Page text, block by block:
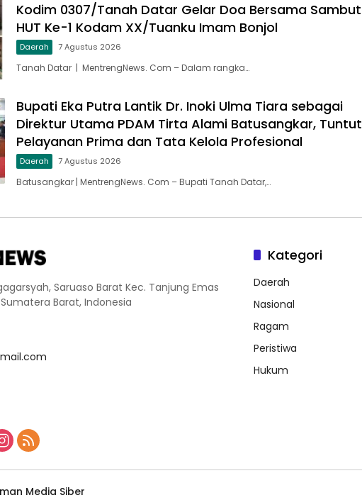
Kodim 0307/Tanah Datar Gelar Doa Bersama Sambut
HUT Ke-1 Kodam XX/Tuanku Imam Bonjol
Daerah 7 Agustus 2026
Tanah Datar | MentrengNews. Com – Dalam rangka…
Bupati Eka Putra Lantik Dr. Inoki Ulma Tiara sebagai
Direktur Utama PDAM Tirta Alami Batusangkar, Tuntut
Pelayanan Prima dan Tata Kelola Profesional
Daerah 7 Agustus 2026
Batusangkar | MentrengNews. Com – Bupati Tanah Datar,…
Saruaso Barat Kec. Tanjung Emas
Barat, Indonesia
Kategori
Daerah
Nasional
Ragam
Peristiwa
Hukum
Media Siber